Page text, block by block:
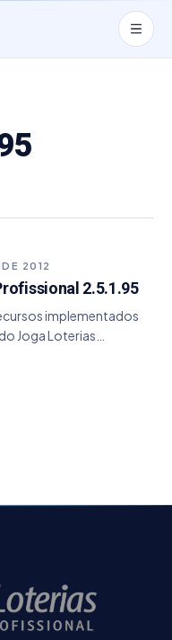
2012
2.5.1.95
implementados
Joga Loterias
os volantes de
Quina, Dupla Sena e